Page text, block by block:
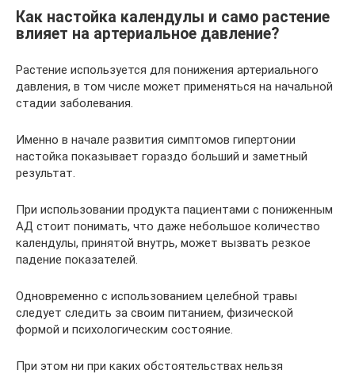
Как настойка календулы и само растение
влияет на артериальное давление?
Растение используется для понижения артериального
давления, в том числе может применяться на начальной
стадии заболевания.
Именно в начале развития симптомов гипертонии
настойка показывает гораздо больший и заметный
результат.
При использовании продукта пациентами с пониженным
АД стоит понимать, что даже небольшое количество
календулы, принятой внутрь, может вызвать резкое
падение показателей.
Одновременно с использованием целебной травы
следует следить за своим питанием, физической
формой и психологическим состояние.
При этом ни при каких обстоятельствах нельзя